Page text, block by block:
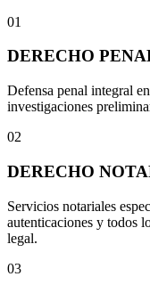
01
DERECHO
Defensa penal integral
investigaciones
02
DERECHO
Servicios notariales
autenticaciones y todos
legal.
03